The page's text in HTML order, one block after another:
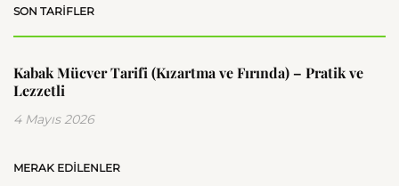
SON TARIFLER
Kabak Mücver Tarifi (Kızartma ve Fırında) – Pratik ve
Lezzetli
4 Mayıs 2026
MERAK EDILENLER